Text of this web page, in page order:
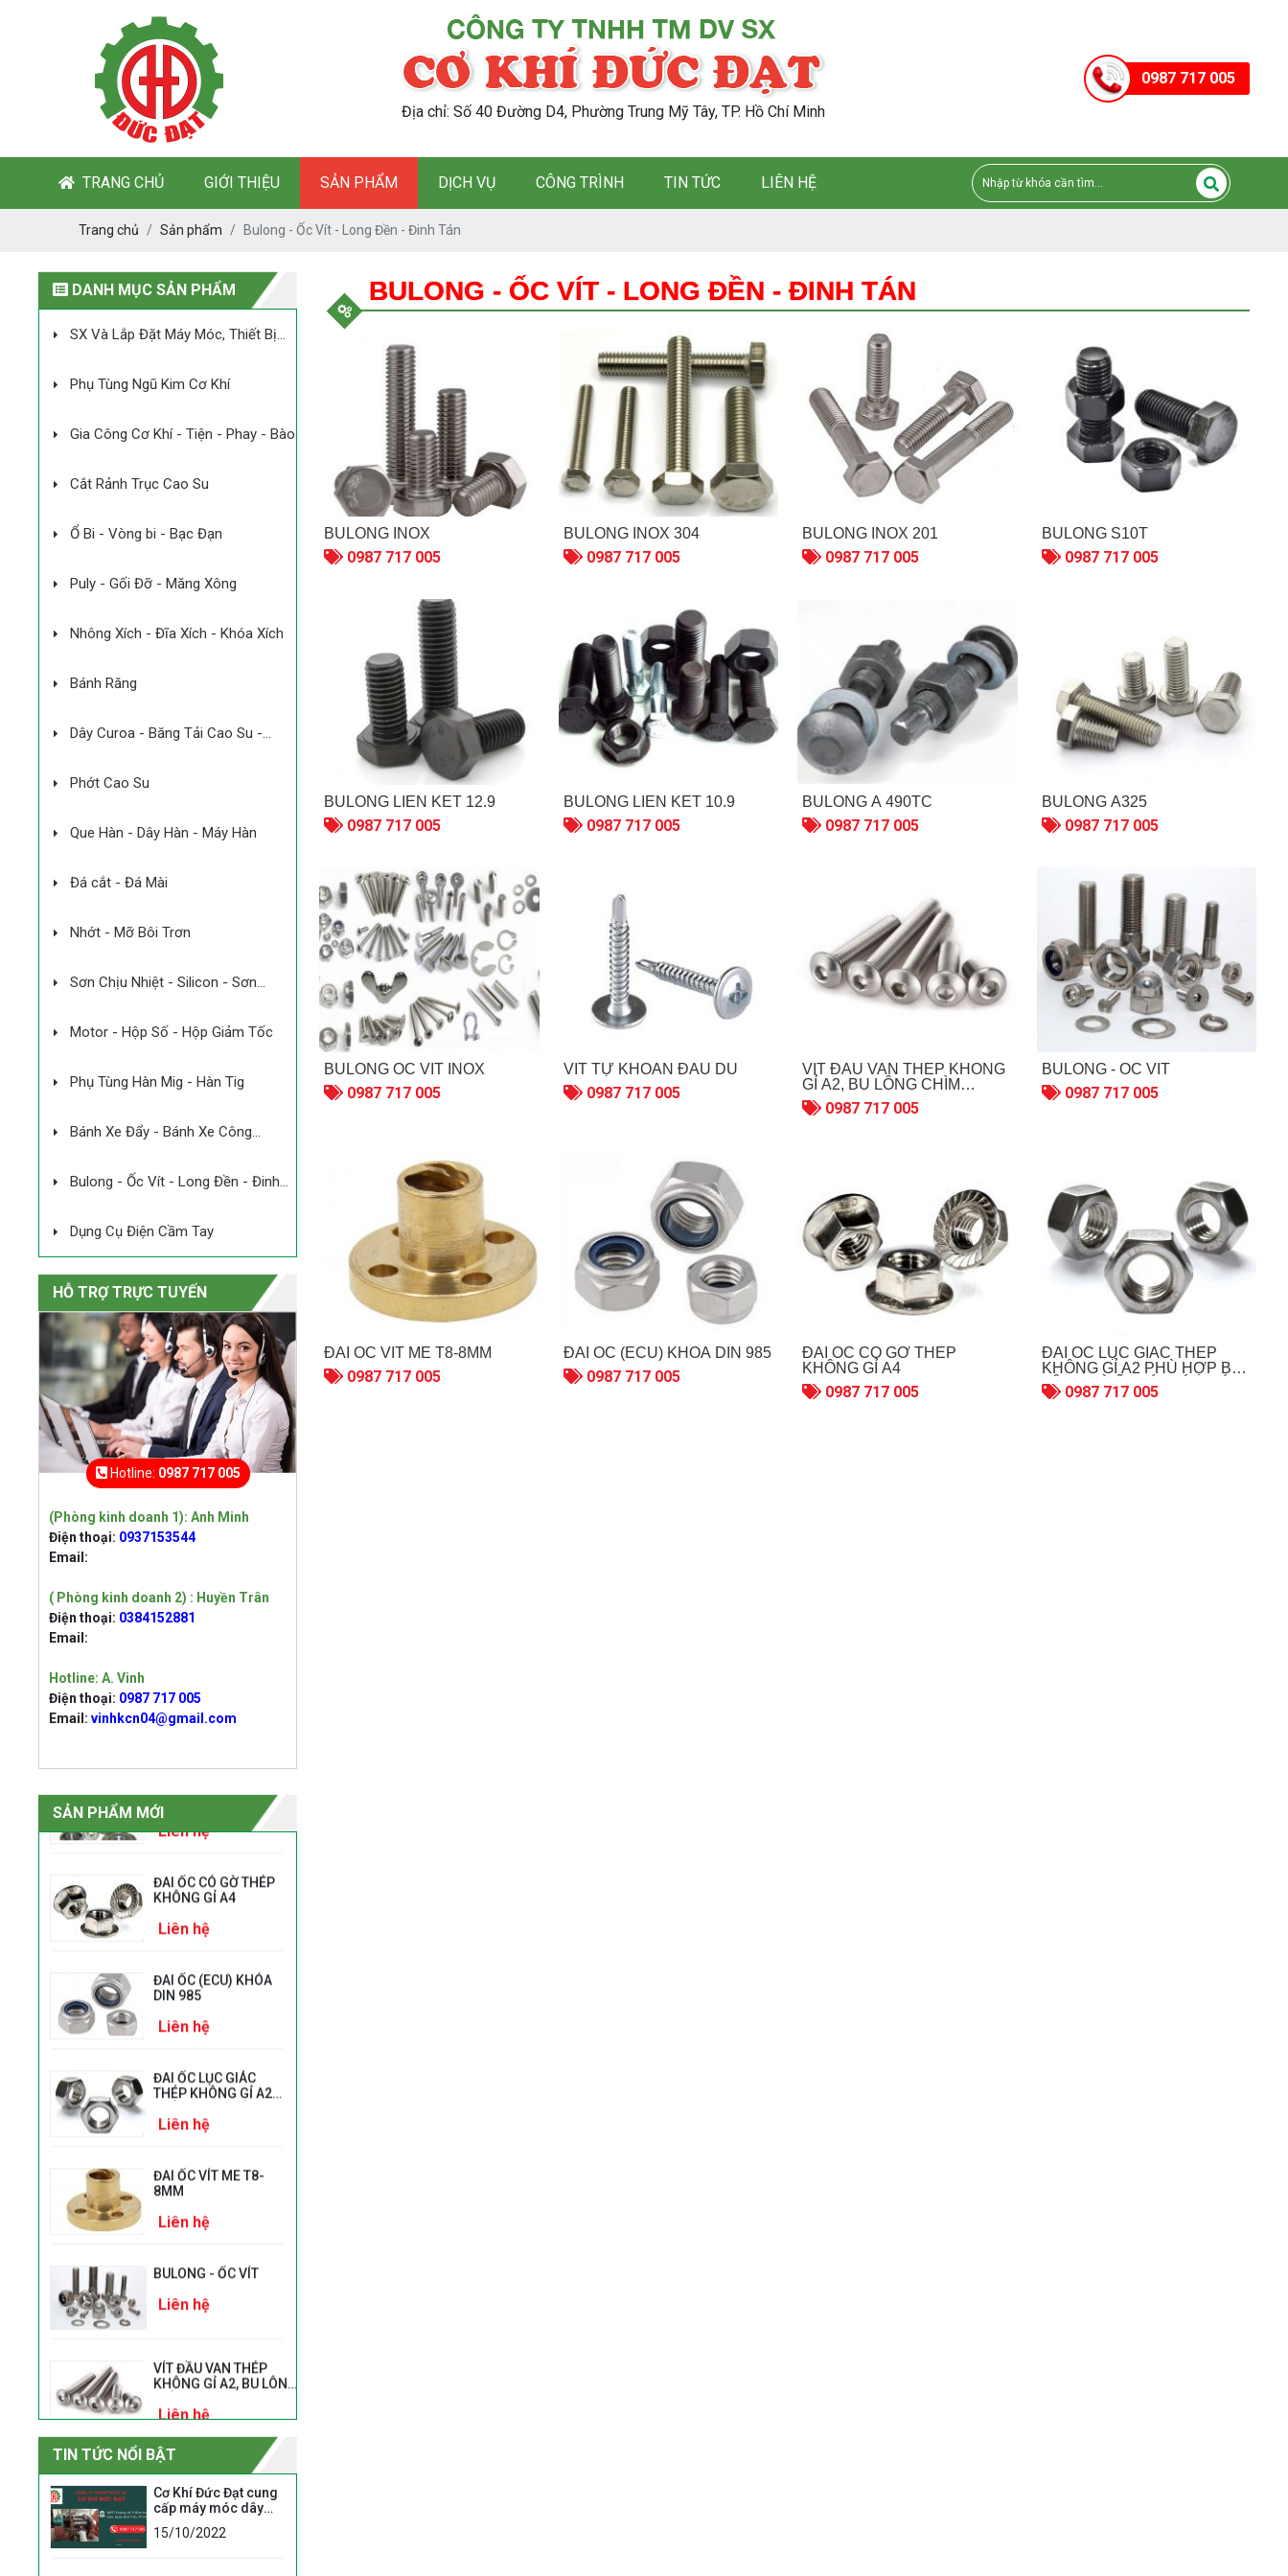
Địa chỉ: Số 40 Đường D4, Phường Trung Mỹ Tây, TP. Hồ Chí Minh
0987 717 005
TRANG CHỦ GIỚI THIỆU SẢN PHẨM DỊCH VỤ CÔNG TRÌNH TIN TỨC LIÊN HỆ
Trang chủ Sản phẩm Bulong - Ốc Vít - Long Đền - Đinh Tán
DANH MỤC SẢN PHẨM
SX Và Lắp Đặt Máy Móc, Thiết Bị
Phụ Tùng Ngũ Kim Cơ Khí
Gia Công Cơ Khí - Tiện - Phay - Bào
Cắt Rảnh Trục Cao Su
Ổ Bi - Vòng bi - Bạc Đạn
Puly - Gối Đỡ - Măng Xông
Nhông Xích - Đĩa Xích - Khóa Xích
Bánh Răng
Dây Curoa - Băng Tải Cao Su -
Phớt Cao Su
Que Hàn - Dây Hàn - Máy Hàn
Đá cắt - Đá Mài
Nhớt - Mỡ Bôi Trơn
Sơn Chịu Nhiệt - Silicon - Sơn
Motor - Hộp Số - Hộp Giảm Tốc
Phụ Tùng Hàn Mig - Hàn Tig
Bánh Xe Đẩy - Bánh Xe Công
Bulong - Ốc Vít - Long Đền - Đinh
Dụng Cụ Điện Cầm Tay
HỖ TRỢ TRỰC TUYẾN
Hotline: 0987 717 005
(Phòng kinh doanh 1): Anh Minh
Điện thoại: 0937153544
Email:
( Phòng kinh doanh 2) : Huyền Trân
Điện thoại: 0384152881
Email:
Hotline: A. Vinh
Điện thoại: 0987 717 005
Email: vinhkcn04@gmail.com
SẢN PHẨM MỚI
MÁY QUẠT LÒ DÙNG
Liên hệ
MÁY ÉP KIỆN CAO SU
100 TẤN
Liên hệ
Máy siết vít dùng pin
Lithium-Ion 4V
Liên hệ
Máy đo mức cân
bằng tia laser xanh
Liên hệ
dùng pin Lithium 20V
Liên hệ
Lithium 20V
Liên hệ
Liên hệ
KHÔNG GỈ A4
Liên hệ
DIN 985
Liên hệ
THÉP KHÔNG GỈ A2
PHÙ HỢP BU LÔNG
VÀ ỐC VÍT CÓ BƯỚC
REN LỚN
Liên hệ
8MM
Liên hệ
Liên hệ
KHÔNG GỈ A2, BU LÔNG
CHÌM
M3/M4/M5/M6/M8/M10
Liên hệ
VÍT TỰ KHOAN ĐẦU
DÙ
Liên hệ
BULONG ỐC VÍT INOX
TIN TỨC NỔI BẬT
Cơ Khí Đức Đạt cung
cấp máy móc dây
chất lượng cao
15/10/2022
BULONG - ỐC VÍT - LONG ĐỀN - ĐINH TÁN
BULONG INOX
0987 717 005
BULONG INOX 304
0987 717 005
BULONG INOX 201
0987 717 005
BULONG S10T
0987 717 005
BULONG LIÊN KẾT 12.9
0987 717 005
BULONG LIÊN KẾT 10.9
0987 717 005
BULONG A 490TC
0987 717 005
BULONG A325
0987 717 005
BULONG ỐC VÍT INOX
0987 717 005
VÍT TỰ KHOAN ĐẦU DÙ
0987 717 005
VÍT ĐẦU VAN THÉP KHÔNG
GỈ A2, BU LÔNG CHÌM
M3/M4/M5/M6/M8/M10
0987 717 005
BULONG - ỐC VÍT
0987 717 005
ĐAI ỐC VÍT ME T8-8MM
0987 717 005
ĐAI ỐC (ECU) KHÓA DIN 985
0987 717 005
ĐAI ỐC CÓ GỜ THÉP
KHÔNG GỈ A4
0987 717 005
ĐAI ỐC LỤC GIÁC THÉP
KHÔNG GỈ A2 PHÙ HỢP BU
LÔNG VÀ ỐC VÍT CÓ BƯỚC
REN LỚN
0987 717 005